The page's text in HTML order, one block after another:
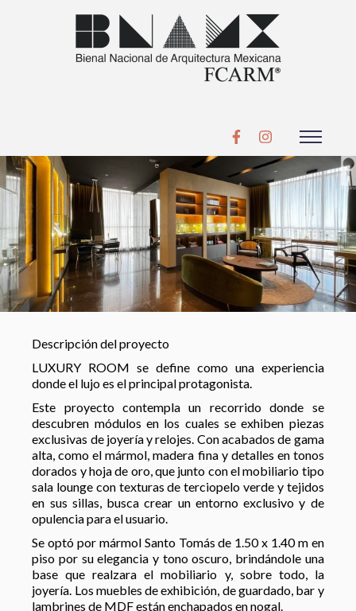
Descripción del proyecto
LUXURY ROOM se define como una experiencia
donde el lujo es el principal protagonista.
Este proyecto contempla un recorrido donde se
descubren módulos en los cuales se exhiben piezas
exclusivas de joyería y relojes. Con acabados de gama
alta, como el mármol, madera fina y detalles en tonos
dorados y hoja de oro, que junto con el mobiliario tipo
sala lounge con texturas de terciopelo verde y tejidos
en sus sillas, busca crear un entorno exclusivo y de
opulencia para el usuario.
Se optó por mármol Santo Tomás de 1.50 x 1.40 m en
piso por su elegancia y tono oscuro, brindándole una
base que realzara el mobiliario y, sobre todo, la
joyería. Los muebles de exhibición, de guardado, bar y
lambrines de MDF están enchapados en nogal.